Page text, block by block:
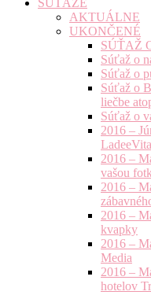
AKTUÁLNE
UKONČENÉ
SÚŤAŽ
Súťaž o
Súťaž o
Súťaž o
liečbe
Súťaž o
2016 –
LadeeVita
2016 –
vašou
2016 –
2016 –
kvapky
2016 –
Media
2016 –
hotelov